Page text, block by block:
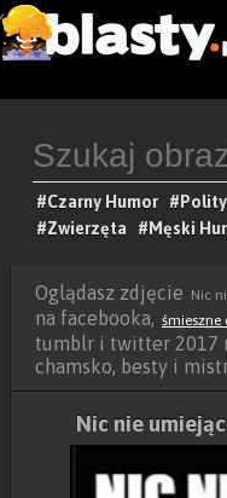
#Czarny Humor
#Zwierzęta
#Męski
Oglądasz zdjęcie Nic
na facebooka, śmieszne
tumblr i twitter 2017
chamsko, besty i
Nic nie